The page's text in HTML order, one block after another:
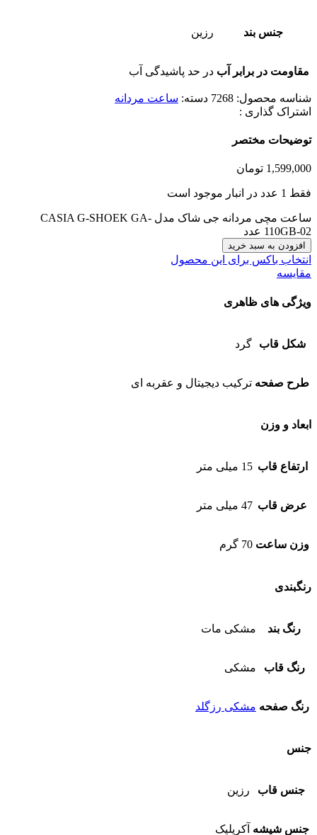
جنس بند رزین
مقاومت در برابر آب در حد پاشیدگی آب
شناسه محصول: 7268 دسته: ساعت مردانه
اشتراک گذاری :
توضیحات مختصر
1,599,000 تومان
فقط 1 عدد در انبار موجود است
ساعت مچی مردانه جی شاک مدل CASIA G-SHOEK GA-
110GB-02 عدد
افزودن به سبد خرید
انتخاب باکس برای این محصول
مقایسه
ویژگی های ظاهری
شکل قاب گرد
طرح صفحه ترکیب دیجیتال و عقربه ای
ابعاد و وزن
ارتفاع قاب 15 میلی متر
عرض قاب 47 میلی متر
وزن ساعت 70 گرم
رنگبندی
رنگ بند مشکی مات
رنگ قاب مشکی
رنگ صفحه مشکی رزگلد
جنس
جنس قاب رزین
جنس شیشه آکریلیک